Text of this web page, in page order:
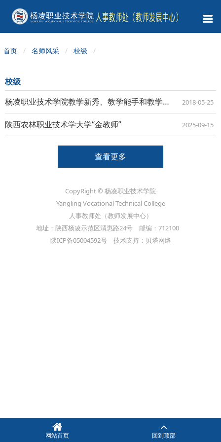
首页 名师风采 校级
校级
杨凌职业技术学院教学新秀、教学能手和教学名师
2018-05-25
陕西农林职业技术学大学“金教师” 2025-09-15
查看更多
CopyRight © 杨凌职业技术学院
Yangling Vocational Technical College
人事教师处（教师发展中心）
地址：陕西杨凌示范区渭惠路24号 邮编：712100
陕ICP备05004592号 技术支持：贝塔网络
网站首页 回到顶部